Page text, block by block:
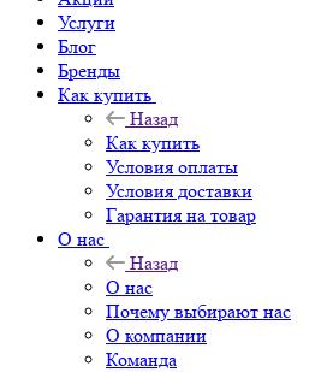
Услуги
Блог
Бренды
Как купить
Назад
Как купить
Условия оплаты
Условия доставки
Гарантия на товар
О нас
Назад
О нас
Почему выбирают нас
О компании
Команда